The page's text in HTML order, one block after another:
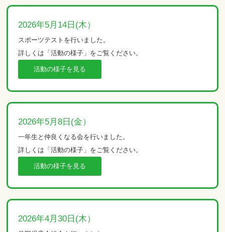
2026年5月14日(木）
スポーツテストを行いました。
詳しくは「活動の様子」をご覧ください。
活動の様子を見る
2026年5月8日(金）
一年生と仲良くなる会を行いました。
詳しくは「活動の様子」をご覧ください。
活動の様子を見る
2026年4月30日(木）